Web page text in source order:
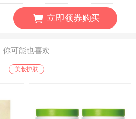
立即领券购买
你可能也喜欢
美妆护肤